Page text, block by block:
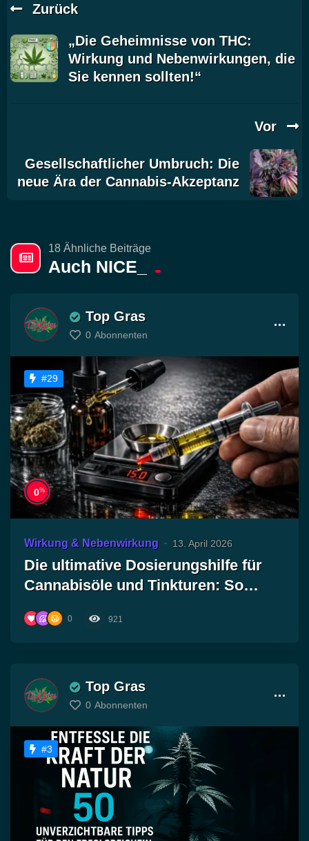
Zurück
„Die Geheimnisse von THC:
Wirkung und Nebenwirkungen, die
Sie kennen sollten!“
Vor
Gesellschaftlicher Umbruch: Die
neue Ära der Cannabis-Akzeptanz
18 Ähnliche Beiträge
Auch NICE_
Top Gras
0 Abonnenten
#29
0%
Wirkung & Nebenwirkung 13. April 2026
Die ultimative Dosierungshilfe für
Cannabisöle und Tinkturen: So
Einnahme für dein Wohlbefinden!
0 921
Top Gras
0 Abonnenten
#3